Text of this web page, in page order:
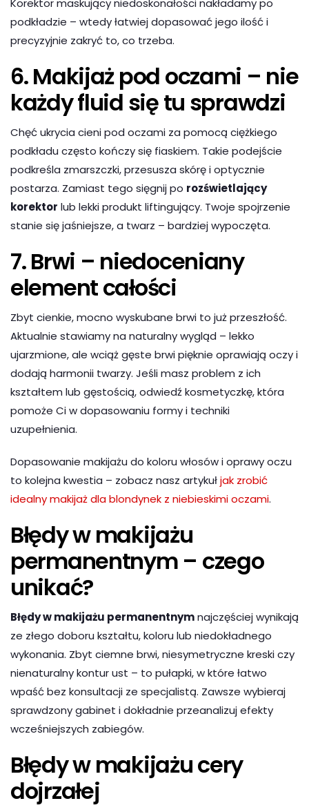
podkładzie – wtedy łatwiej dopasować jego ilość i
precyzyjnie zakryć to, co trzeba.
6. Makijaż pod oczami – nie
każdy fluid się tu sprawdzi
Chęć ukrycia cieni pod oczami za pomocą ciężkiego
podkładu często kończy się fiaskiem. Takie podejście
podkreśla zmarszczki, przesusza skórę i optycznie
postarza. Zamiast tego sięgnij po rozświetlający
korektor lub lekki produkt liftingujący. Twoje spojrzenie
stanie się jaśniejsze, a twarz – bardziej wypoczęta.
7. Brwi – niedoceniany
element całości
Zbyt cienkie, mocno wyskubane brwi to już przeszłość.
Aktualnie stawiamy na naturalny wygląd – lekko
ujarzmione, ale wciąż gęste brwi pięknie oprawiają oczy i
dodają harmonii twarzy. Jeśli masz problem z ich
kształtem lub gęstością, odwiedź kosmetyczkę, która
pomoże Ci w dopasowaniu formy i techniki
uzupełnienia.
Dopasowanie makijażu do koloru włosów i oprawy oczu
to kolejna kwestia – zobacz nasz artykułjak zrobić
idealny makijaż dla blondynek z niebieskimi oczami.
Błędy w makijażu
permanentnym – czego
unikać?
Błędy w makijażu permanentnymnajczęściej wynikają
ze złego doboru kształtu, koloru lub niedokładnego
wykonania. Zbyt ciemne brwi, niesymetryczne kreski czy
nienaturalny kontur ust – to pułapki, w które łatwo
wpaść bez konsultacji ze specjalistą. Zawsze wybieraj
sprawdzony gabinet i dokładnie przeanalizuj efekty
wcześniejszych zabiegów.
Błędy w makijażu cery
dojrzałej